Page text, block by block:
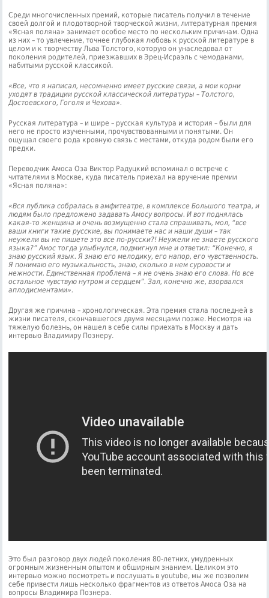
Среди многочисленных премий, которые писатель получил в течение
своей долгой и плодотворной творческой жизни, литературная премия
«Ясная поляна» занимает особое место по нескольким причинам. Одна
из них – то увлечение, точнее глубокая любовь к русской литературе в
целом и к творчеству Льва Толстого, которую он унаследовал от
поколения родителей, приезжавших в Эрец-Исраэль с чемоданами,
набитыми русской классикой.
«Все, что я написал, несомненно имеет русские связи, а мои корни
уходят в традиции русской классической литературы – Толстого,
Достоевского, Гоголя и Чехова».
Русская литература – и шире – русская культура и история – были для
него не просто изученными, прочувствованными и понятыми. Он
ощущал своего рода кровную связь с местами, откуда родом были его
предки.
Переводчик Амоса Оза Виктор Радуцкий вспоминал о встрече с
читателями в Москве, куда писатель приехал на вручение премии
«Ясная поляна»:
«Вся публика собралась в амфитеатре, в комплексе Большого театра, и
людям было предложено задавать Амосу вопросы. И вот поднялась
какая-то женщина и очень возмущенно стала спрашивать, мол, “все
ваши книги такие русские, вы понимаете нас и наши души – так
неужели вы не пишете это все по-русски?! Неужели не знаете русского
языка?” Амос тогда улыбнулся, подмигнул мне и ответил: “Конечно, я
знаю русский язык. Я знаю его мелодику, его напор, его чувственность.
Я понимаю его музыкальность, знаю, сколько в нем суровости и
нежности. Единственная проблема – я не очень знаю его слова. Но все
остальное чувствую нутром и сердцем”. Зал, конечно же, взорвался
аплодисментами».
Другая же причина – хронологическая. Эта премия стала последней в
жизни писателя, скончавшегося двумя месяцами позже. Несмотря на
тяжелую болезнь, он нашел в себе силы приехать в Москву и дать
интервью Владимиру Познеру.
Это был разговор двух людей поколения 80-летних, умудренных
огромным жизненным опытом и обширным знанием. Целиком это
интервью можно посмотреть и послушать в youtube, мы же позволим
себе привести лишь несколько фрагментов из ответов Амоса Оза на
вопросы Владимира Познера.